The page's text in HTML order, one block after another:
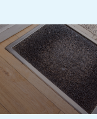
Keset Pintu
Lihat Produk